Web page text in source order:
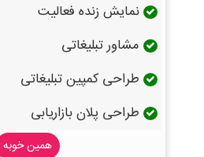
نمایش زنده فعالیت
مشاور تبلیغاتی
طراحی کمپین تبلیغاتی
طراحی پلان بازاریابی
همین خوبه